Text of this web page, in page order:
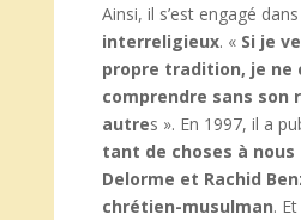
Ainsi, il s’est engagé
interreligieux. « Si je
propre tradition, je ne
comprendre sans son
autres ». En 1997, il a
tant de choses à
Delorme et Rachid
chrétien-musulman.